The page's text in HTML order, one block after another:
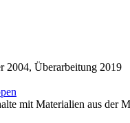
2004, Überarbeitung 2019
mit Materialien aus der